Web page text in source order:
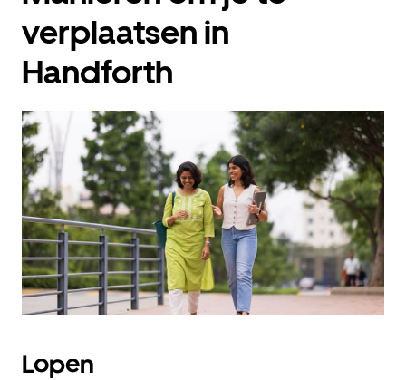
verplaatsen in
Handforth
Lopen